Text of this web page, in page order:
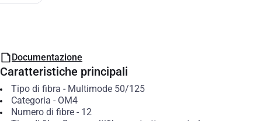
Documentazione
Caratteristiche principali
Tipo di fibra - Multimode 50/125
Categoria - OM4
Numero di fibre- 12